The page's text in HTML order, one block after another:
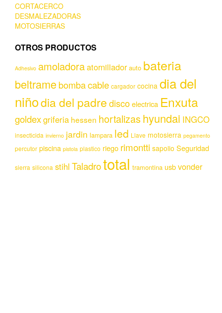
CORTACERCO
DESMALEZADORAS
MOTOSIERRAS
OTROS PRODUCTOS
Adhesivo amoladoraatornillador auto bateria
beltramebombacable cargador cocina dia del
niñodia del padrediscoelectrica Enxuta
goldexgriferia hessen hortalizas hyundai INGCO
insecticida invierno jardin lampara led Llave motosierra pegamento
percutor piscina pistola plastico riego rimontti sapolio Seguridad
sierra silicona stihl Taladrototal tramontina usbvonder